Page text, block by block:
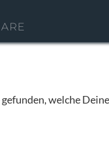
welche